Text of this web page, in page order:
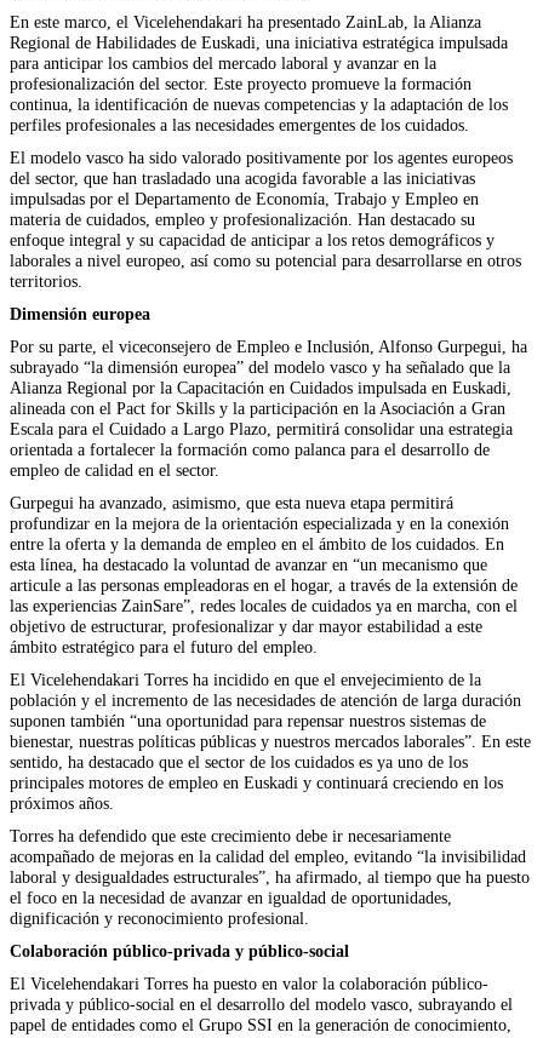
En este marco, el Vicelehendakari ha presentado ZainLab, la Alianza
Regional de Habilidades de Euskadi, una iniciativa estratégica impulsada
para anticipar los cambios del mercado laboral y avanzar en la
profesionalización del sector. Este proyecto promueve la formación
continua, la identificación de nuevas competencias y la adaptación de los
perfiles profesionales a las necesidades emergentes de los cuidados.
El modelo vasco ha sido valorado positivamente por los agentes europeos
del sector, que han trasladado una acogida favorable a las iniciativas
impulsadas por el Departamento de Economía, Trabajo y Empleo en
materia de cuidados, empleo y profesionalización. Han destacado su
enfoque integral y su capacidad de anticipar a los retos demográficos y
laborales a nivel europeo, así como su potencial para desarrollarse en otros
territorios.
Dimensión europea
Por su parte, el viceconsejero de Empleo e Inclusión, Alfonso Gurpegui, ha
subrayado “la dimensión europea” del modelo vasco y ha señalado que la
Alianza Regional por la Capacitación en Cuidados impulsada en Euskadi,
alineada con el Pact for Skills y la participación en la Asociación a Gran
Escala para el Cuidado a Largo Plazo, permitirá consolidar una estrategia
orientada a fortalecer la formación como palanca para el desarrollo de
empleo de calidad en el sector.
Gurpegui ha avanzado, asimismo, que esta nueva etapa permitirá
profundizar en la mejora de la orientación especializada y en la conexión
entre la oferta y la demanda de empleo en el ámbito de los cuidados. En
esta línea, ha destacado la voluntad de avanzar en “un mecanismo que
articule a las personas empleadoras en el hogar, a través de la extensión de
las experiencias ZainSare”, redes locales de cuidados ya en marcha, con el
objetivo de estructurar, profesionalizar y dar mayor estabilidad a este
ámbito estratégico para el futuro del empleo.
El Vicelehendakari Torres ha incidido en que el envejecimiento de la
población y el incremento de las necesidades de atención de larga duración
suponen también “una oportunidad para repensar nuestros sistemas de
bienestar, nuestras políticas públicas y nuestros mercados laborales”. En este
sentido, ha destacado que el sector de los cuidados es ya uno de los
principales motores de empleo en Euskadi y continuará creciendo en los
próximos años.
Torres ha defendido que este crecimiento debe ir necesariamente
acompañado de mejoras en la calidad del empleo, evitando “la invisibilidad
laboral y desigualdades estructurales”, ha afirmado, al tiempo que ha puesto
el foco en la necesidad de avanzar en igualdad de oportunidades,
dignificación y reconocimiento profesional.
Colaboración público-privada y público-social
El Vicelehendakari Torres ha puesto en valor la colaboración público-
privada y público-social en el desarrollo del modelo vasco, subrayando el
papel de entidades como el Grupo SSI en la generación de conocimiento,